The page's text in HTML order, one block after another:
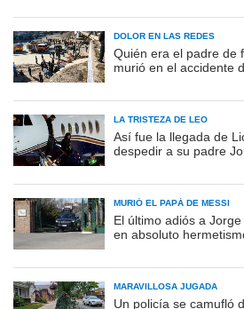
DOLOR EN LAS REDES
Quién era el padre de
murió en el accidente
LA TRISTEZA DE LEO
Así fue la llegada de
despedir a su padre
MURIÓ EL PAPÁ DE MESSI
El último adiós a
en absoluto
MARAVILLOSA JUGADA
Un policía se camufló